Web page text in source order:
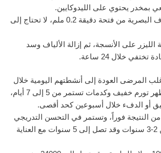
بمخدر يحتوي على الليدوكايين.
إدخال الألياف البصرية من فتحة دقيقة 0.2 ملم، لا تحتاج إلى
على الأنسجة، ثم إزالة الألياف وسد
تختفي خلال 24 ساعة.
المرضى العودة إلى أنشطتهم اليومية خلال
24-48 ساعة. قد يظهر تورم خفيف وكدمات تستمر من 5 إلى 7 أيام،
أو الدفء خلال أسبوعين كحد أقصى.
30% من النتيجة فوراً، وتستمر في التحسن التدريجي
2-6 أشهر. تدوم بين 2-3 سنوات وقد تصل إلى 5 سنوات مع العناية